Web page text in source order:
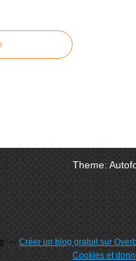
Theme:
Créer un blog gratuit sur
Cookies et